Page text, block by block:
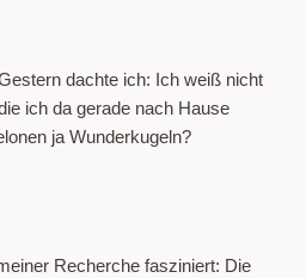
dachte ich: Ich weiß nicht
ich da gerade nach Hause
ja Wunderkugeln?
Recherche fasziniert: Die